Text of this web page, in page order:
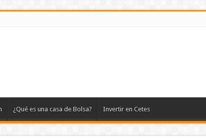
¿Qué es una casa de Bolsa? Invertir en Cetes